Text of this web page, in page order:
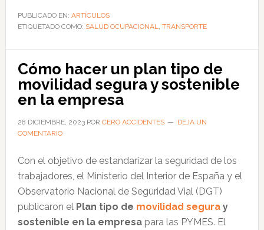
de
seguridad
los
conductores
ante
enfermedades
PUBLICADO EN: ARTÍCULOS
ETIQUETADO COMO: SALUD OCUPACIONAL, TRANSPORTE
Cómo hacer un plan tipo de
movilidad segura y sostenible
en la empresa
28 DICIEMBRE, 2023POR CERO ACCIDENTES
DEJA UN
COMENTARIO
Con el objetivo de estandarizar la seguridad de los
trabajadores, el Ministerio del Interior de España y el
Observatorio Nacional de Seguridad Vial (DGT)
publicaron el Plan tipo de movilidad seguray
sostenible en la empresapara las PYMES. El